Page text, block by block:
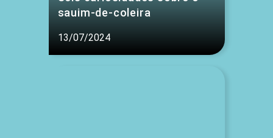
sauim-de-coleira
13/07/2024